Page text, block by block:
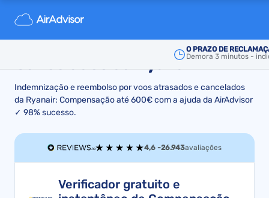
O PRAZO DE
Demora 3 minutos -
Indemnização e Reembolso
por Voos Atrasados ou
Cancelados da Ryanair
Indemnização e reembolso por voos atrasados e cancelados
da Ryanair: Compensação até 600€ com a ajuda da AirAdvisor
✓ 98% sucesso.
4,6 -26.943avaliações
Verificador gratuito e